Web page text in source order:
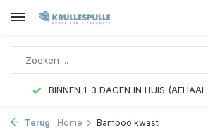
BINNEN 1-3 DAGEN IN HUIS
Terug Home Bamboo kwast